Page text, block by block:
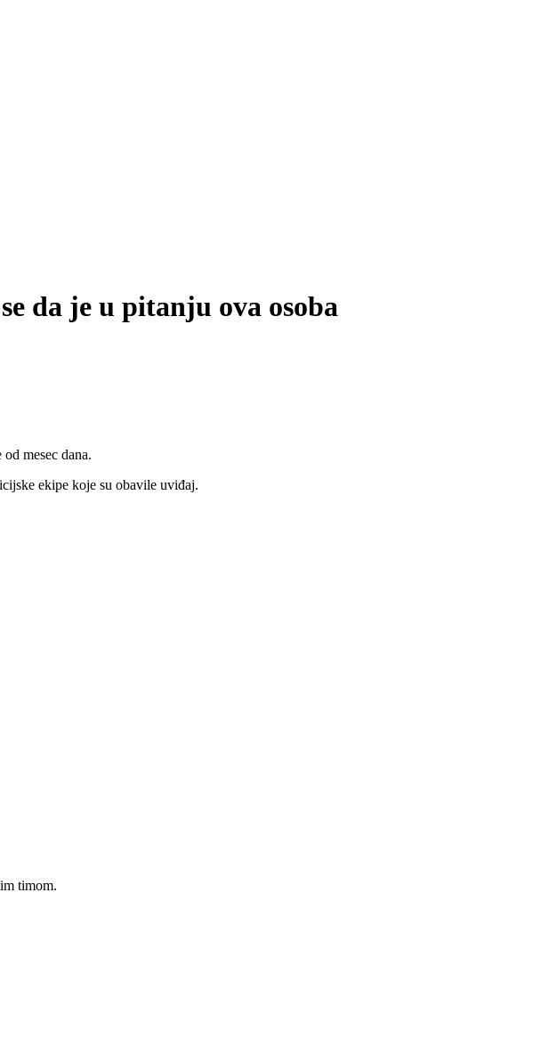
da je u pitanju ova osoba
mesec dana.
ekipe koje su obavile uviđaj.
timom.